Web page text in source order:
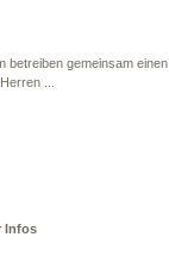
betreiben gemeinsam einen
...
Infos